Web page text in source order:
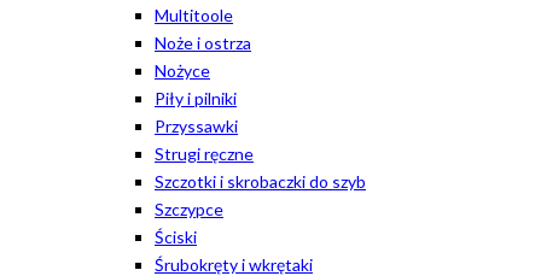
Multitoole
Noże i ostrza
Nożyce
Piły i pilniki
Przyssawki
Strugi ręczne
Szczotki i skrobaczki do szyb
Szczypce
Ściski
Śrubokręty i wkrętaki